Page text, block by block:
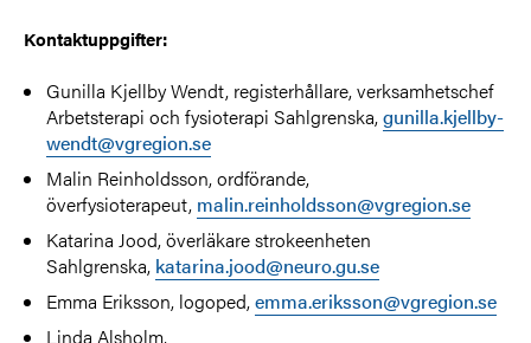
Kontaktuppgifter:
Gunilla Kjellby Wendt, registerhållare, verksamhetschef
Arbetsterapi och fysioterapi Sahlgrenska,gunilla.kjellby-
wendt@vgregion.se
Malin Reinholdsson, ordförande,
överfysioterapeut, malin.reinholdsson@vgregion.se
Katarina Jood, överläkare strokeenheten
Sahlgrenska, katarina.jood@neuro.gu.se
Emma Eriksson, logoped,emma.eriksson@vgregion.se
Linda Alsholm,